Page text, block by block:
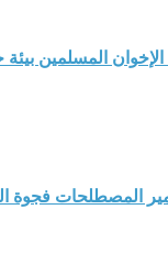
المسلمين
المصطلحات فجوة